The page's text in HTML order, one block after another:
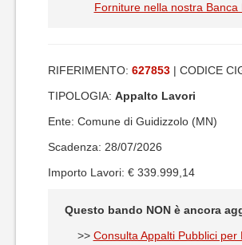
Forniture nella nostra Banca
RIFERIMENTO: 627853 | CODICE
TIPOLOGIA: Appalto Lavori
Ente: Comune di Guidizzolo (MN)
Scadenza: 28/07/2026
Importo Lavori: € 339.999,14
Questo bando NON è ancora
>> Consulta Appalti Pubblici per